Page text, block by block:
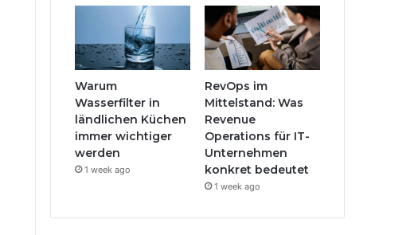
Warum
Wasserfilter in
ländlichen Küchen
immer wichtiger
werden
1 week ago
RevOps im
Mittelstand: Was
Revenue
Operations für IT-
Unternehmen
konkret bedeutet
1 week ago